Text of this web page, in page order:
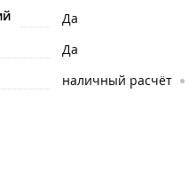
Да
Да
наличный расчёт